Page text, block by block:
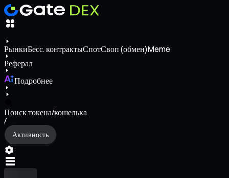
РынкиБесс. контрактыСпотСвоп (обмен)Meme
Реферал
Подробнее
Поиск токена/кошелька
/
Активность